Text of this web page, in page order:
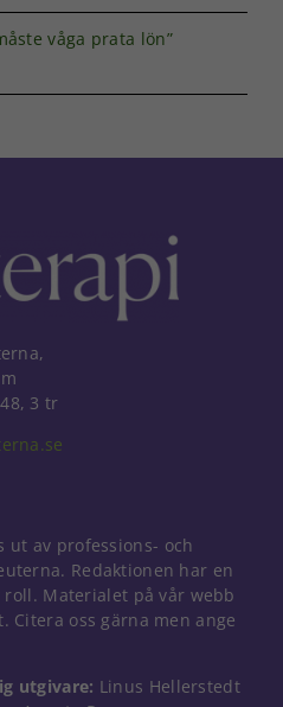
våga prata lön”
3 tr
ut av professions- och
Redaktionen har en
Materialet på vår webb
Citera oss gärna men ange
utgivare: Linus Hellerstedt
intressen och ditt
beteende när du
surfar ökar du
personligt